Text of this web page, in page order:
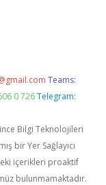
Teams:
0 726 Telegram:
Bilgi Teknolojileri
bir Yer Sağlayıcı
içerikleri proaktif
bulunmamaktadır.